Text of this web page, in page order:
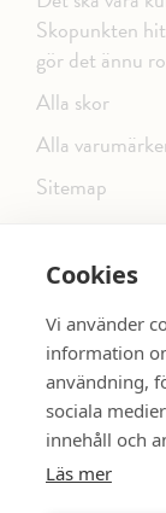
Cookies
Vi använder
information
användning,
sociala
innehåll och
Läs mer
Skopunkten
gör det ännu
Alla skor
Alla
Sitemap
FÖLJ OSS PÅ
SE MER SKOR: